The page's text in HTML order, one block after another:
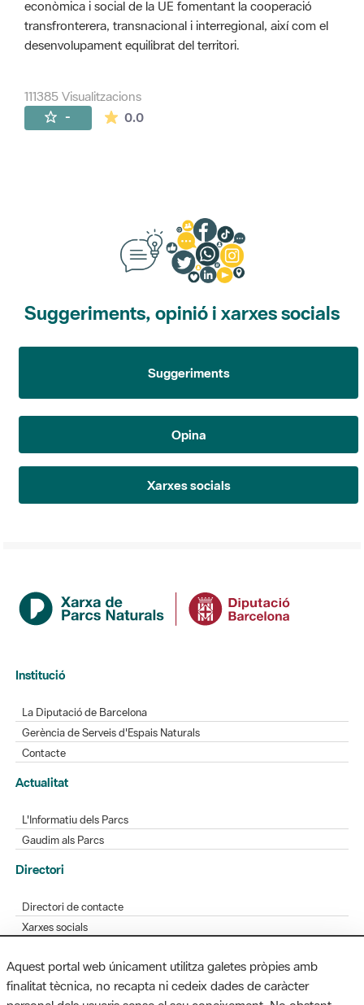
econòmica i social de la UE fomentant la cooperació
transfronterera, transnacional i interregional, així com el
desenvolupament equilibrat del territori.
111385 Visualitzacions
- 0.0La mitjana de les valoracions és de 0
Suggeriments, opinió i xarxes socials
Suggeriments
Opina
Xarxes socials
Institució
La Diputació de Barcelona
Gerència de Serveis d'Espais Naturals
Contacte
Actualitat
L'Informatiu dels Parcs
Gaudim als Parcs
Directori
Directori de contacte
Xarxes socials
Bústia de suggeriments
Opineu sobre els parcs
Aquest portal web únicament utilitza galetes pròpies amb
finalitat tècnica, no recapta ni cedeix dades de caràcter